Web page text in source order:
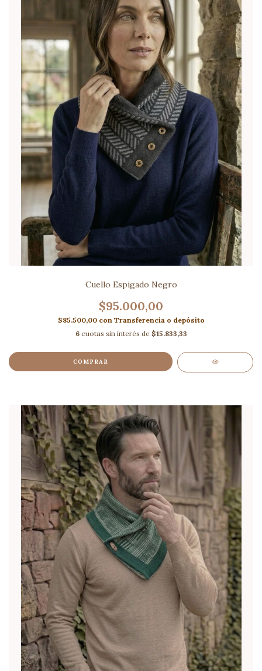
Cuello Espigado Negro
$95.000,00
$85.500,00 con Transferencia o depósito
6 cuotas sin interés de $15.833,33
COMPRAR